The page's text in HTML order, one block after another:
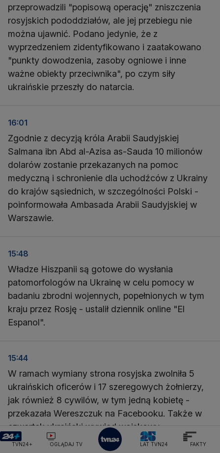
przeprowadzili "popisową operację" zniszczenia
rosyjskich pododdziałów, ale jej przebiegu nie
można ujawnić. Podano jedynie, że z
wyprzedzeniem zidentyfikowano i zaatakowano
"punkty dowodzenia, zasoby ogniowe i inne
ważne obiekty przeciwnika", po czym siły
ukraińskie przeszły do natarcia.
16:01
Zgodnie z decyzją króla Arabii Saudyjskiej
Salmana ibn Abd al-Azisa as-Sauda 10 milionów
dolarów zostanie przekazanych na pomoc
medyczną i schronienie dla uchodźców z Ukrainy
do krajów sąsiednich, w szczególności Polski -
poinformowała Ambasada Arabii Saudyjskiej w
Warszawie.
15:48
Władze Hiszpanii są gotowe do wysłania
patomorfologów na Ukrainę w celu pomocy w
badaniu zbrodni wojennych, popełnionych w tym
kraju przez Rosję - ustalił dziennik online "El
Espanol".
15:44
W ramach wymiany strona rosyjska zwolniła 5
ukraińskich oficerów i 17 szeregowych żołnierzy,
jak również 8 cywilów, w tym jedną kobietę -
przekazała Wereszczuk na Facebooku. Także w
czwartek ukraiński wywiad wojskowy
poinformował o zwolnieniu dwóch ukraińskich
TVN24+ OGLĄDAJ TV LAT TVN24 FAKTY